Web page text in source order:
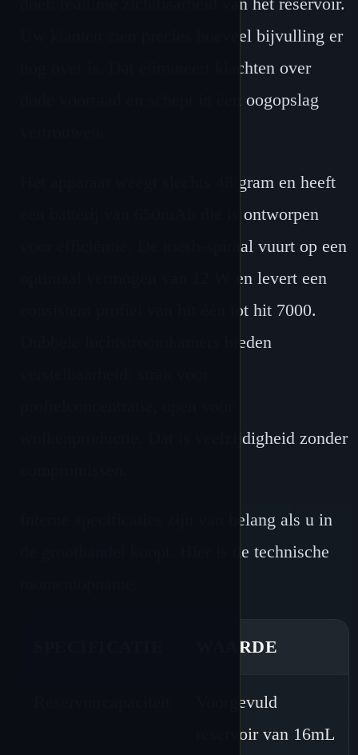
Uw klanten zien precies hoeveel bijvulling er
nog over is. Dat elimineert klachten over
dode voorraad en schept in één oogopslag
Het apparaat weegt slechts 48 gram en heeft
een batterij van 650mAh die is ontworpen
voor efficiëntie. De mesh-spiraal vuurt op een
optimaal vermogen van 12 W en levert een
consistent profiel van hit één tot hit 7000.
Dubbele luchtstroomkamers bieden
wolkenproductie. Dat is veelzijdigheid zonder
Interne specificaties zijn van belang als u in
de groothandel koopt. Hier is de technische
WAARDE
Voorgevuld
reservoir van 16mL